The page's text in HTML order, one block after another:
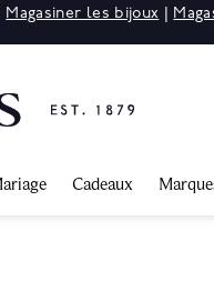
Magasiner les bijoux |
Cadeaux